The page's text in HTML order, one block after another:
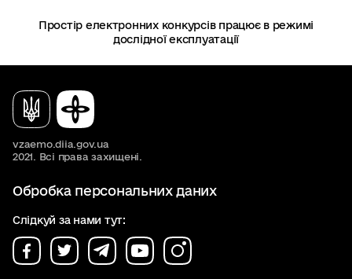
Простір електронних конкурсів працює в режимі
дослідної експлуатації
vzaemo.diia.gov.ua
2021. Всі права захищені.
Обробка персональних даних
Слідкуй за нами тут: